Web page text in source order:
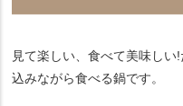
見て楽しい、食べて美味し
込みながら食べる鍋です。